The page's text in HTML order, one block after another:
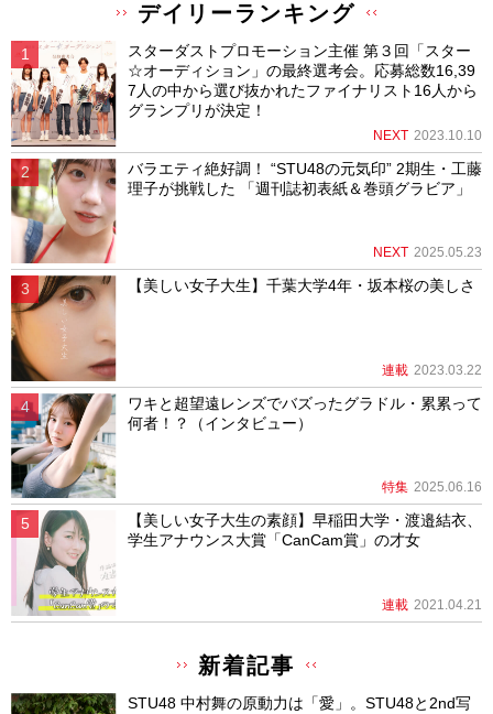
デイリーランキング
スターダストプロモーション主催 第３回「スター
☆オーディション」の最終選考会。応募総数16,39
7人の中から選び抜かれたファイナリスト16人から
グランプリが決定！
NEXT 2023.10.10
バラエティ絶好調！ “STU48の元気印” 2期生・工藤
理子が挑戦した 「週刊誌初表紙＆巻頭グラビア」
NEXT 2025.05.23
【美しい女子大生】千葉大学4年・坂本桜の美しさ
連載 2023.03.22
ワキと超望遠レンズでバズったグラドル・累累って
何者！？（インタビュー）
特集 2025.06.16
【美しい女子大生の素顔】早稲田大学・渡邉結衣、
学生アナウンス大賞「CanCam賞」の才女
連載 2021.04.21
新着記事
STU48 中村舞の原動力は「愛」。STU48と2nd写